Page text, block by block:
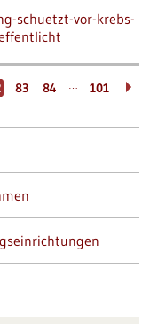
schuetzt-vor-krebs-
83 84 … 101